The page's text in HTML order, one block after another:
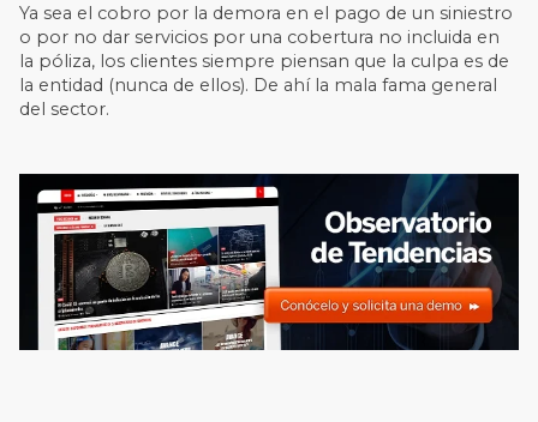
Ya sea el cobro por la demora en el pago de un siniestro
o por no dar servicios por una cobertura no incluida en
la póliza, los clientes siempre piensan que la culpa es de
la entidad (nunca de ellos). De ahí la mala fama general
del sector.